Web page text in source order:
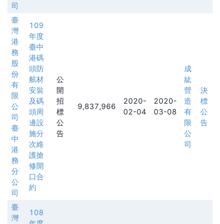
司
臺
灣
港
務
股
份
有
限
公
司
臺
中
港
務
分
公
司
109
年度
臺中
港碼
頭防
舷材
安裝
及碼
頭周
邊設
施分
次維
護搶
修開
口合
約
公
開
招
標
公
告
9,837,966
2020-
02-04
2020-
03-08
成
紘
營
造
有
限
公
司
決
標
公
告
臺
灣
108